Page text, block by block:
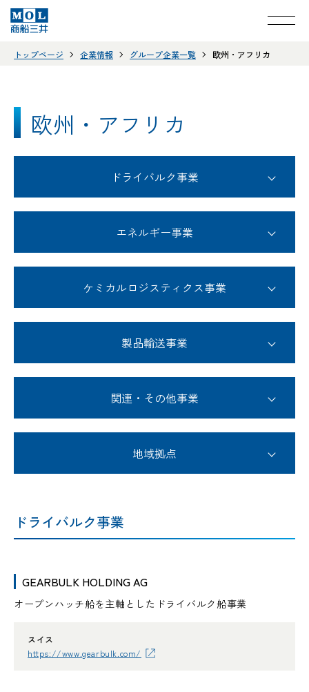
トップページ 企業情報 グループ企業一覧 欧州・アフリカ
欧州・アフリカ
ドライバルク事業
エネルギー事業
ケミカルロジスティクス事業
製品輸送事業
関連・その他事業
地域拠点
ドライバルク事業
GEARBULK HOLDING AG
オープンハッチ船を主軸としたドライバルク船事業
スイス
https://www.gearbulk.com/